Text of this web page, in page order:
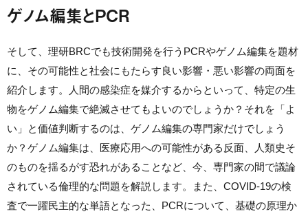
ゲノム編集とPCR
そして、理研BRCでも技術開発を行うPCRやゲノム編集を題材
に、その可能性と社会にもたらす良い影響・悪い影響の両面を
紹介します。人間の感染症を媒介するからといって、特定の生
物をゲノム編集で絶滅させてもよいのでしょうか？それを「よ
い」と価値判断するのは、ゲノム編集の専門家だけでしょう
か？ゲノム編集は、医療応用への可能性がある反面、人類史そ
のものを揺るがす恐れがあることなど、今、専門家の間で議論
されている倫理的な問題を解説します。また、COVID-19の検
査で一躍民主的な単語となった、PCRについて、基礎の原理か